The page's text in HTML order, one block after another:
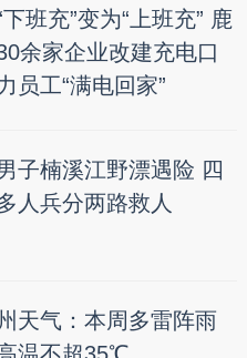
下班充”变为“上班充” 鹿
余家企业改建充电口
员工“满电回家”
子楠溪江野漂遇险 四
人兵分两路救人
天气：本周多雷阵雨